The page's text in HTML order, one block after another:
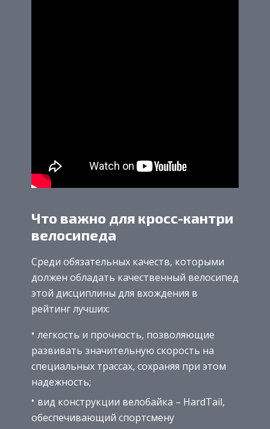
Что важно для кросс-кантри
велосипеда
Среди обязательных качеств, которыми
должен обладать качественный велосипед
этой дисциплины для вхождения в
рейтинг лучших:
легкость и прочность, позволяющие
развивать значительную скорость на
специальных трассах, сохраняя при этом
надежность;
вид конструкции велобайка – HardTail,
обеспечивающий спортсмену